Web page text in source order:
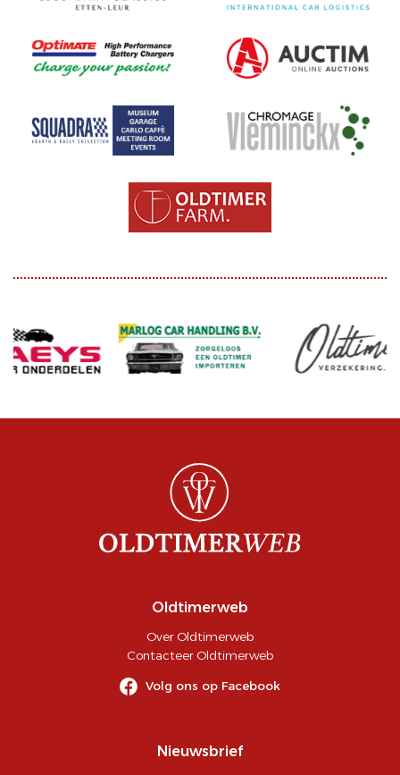
Oldtimerweb
Over Oldtimerweb
Contacteer Oldtimerweb
Volg ons op Facebook
Nieuwsbrief